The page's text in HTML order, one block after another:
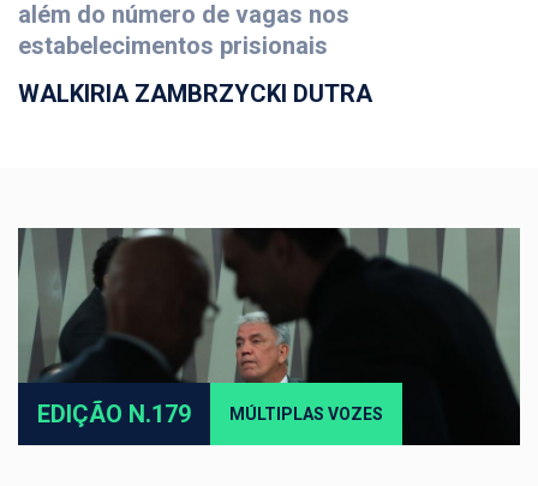
além do número de vagas nos
estabelecimentos prisionais
WALKIRIA ZAMBRZYCKI DUTRA
EDIÇÃO N.179 MÚLTIPLAS VOZES